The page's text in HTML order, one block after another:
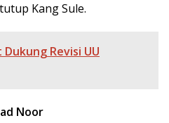
Kang Sule.
Dukung Revisi UU
Noor